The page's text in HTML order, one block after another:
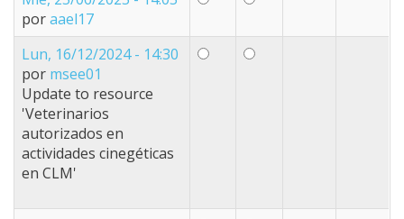
poraael17
Lun, 16/12/2024 - 14:30
por msee01
Update to resource
'Veterinarios
autorizados en
actividades cinegéticas
en CLM'